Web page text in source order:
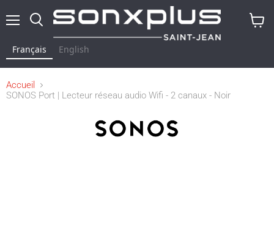
Français English
Accueil
SONOS Port | Lecteur réseau audio Wifi - 2 canaux - Noir